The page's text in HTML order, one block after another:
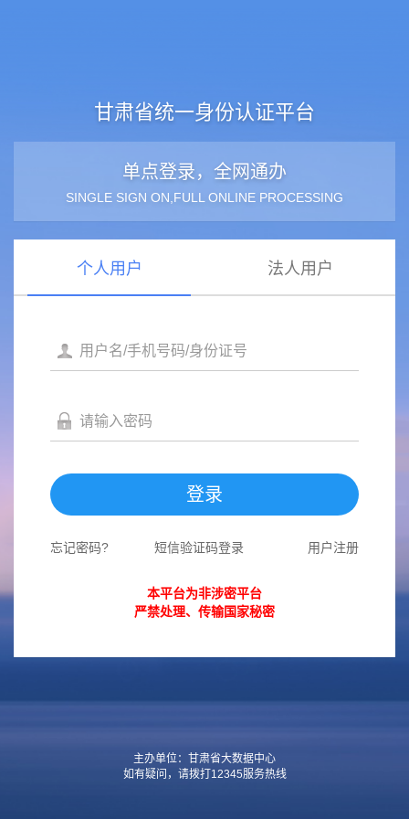
甘肃省统一身份认证平台
单点登录，全网通办
SINGLE SIGN ON,FULL ONLINE PROCESSING
个人用户 法人用户
登录
短信验证码登录 用户注册
忘记密码?
本平台为非涉密平台
严禁处理、传输国家秘密
主办单位：甘肃省大数据中心
如有疑问，请拨打12345服务热线